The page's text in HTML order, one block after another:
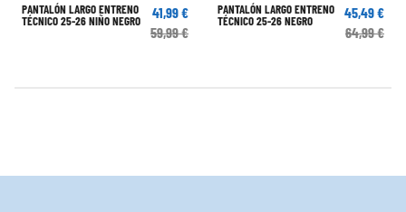
PANTALÓN LARGO ENTRENO
TÉCNICO 25-26 NIÑO NEGRO
41,99 €
59,99 €
PANTALÓN LARGO ENTRENO
TÉCNICO 25-26 NEGRO
45,49 €
64,99 €